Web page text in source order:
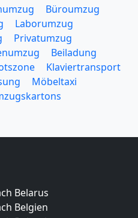
Büroumzug
Laborumzug
Privatumzug
Beiladung
Klaviertransport
Möbeltaxi
Belarus
Belgien